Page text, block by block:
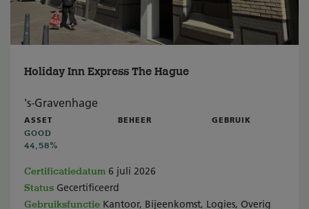
Holiday Inn Express The Hague
's-Gravenhage
ASSET
GOOD
44,58%
BEHEER GEBRUIK
Certificatiedatum 6 juli 2026
Status Gecertificeerd
Gebruiksfunctie Kantoor, Bijeenkomst, Logies, Overig